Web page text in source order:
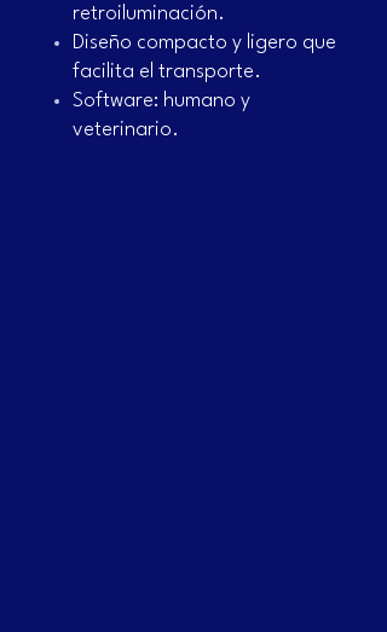
retroiluminación.
Diseño compacto y ligero que
facilita el transporte.
Software: humano y
veterinario.